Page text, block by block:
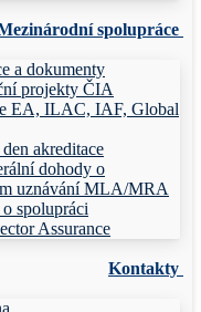
spolupráce
a dokumenty
projekty ČIA
EA, ILAC, IAF, Global
akreditace
dohody o
uznávání MLA/MRA
spolupráci
Assurance
Kontakty